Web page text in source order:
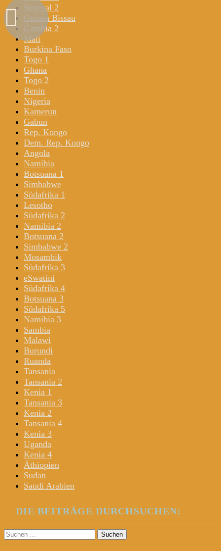
Senegal 2
Guinea Bissau
Gambia 2
Mali
Burkina Faso
Togo 1
Ghana
Togo 2
Benin
Nigeria
Kamerun
Gabun
Rep. Kongo
Dem. Rep. Kongo
Angola
Namibia
Botsuana 1
Simbabwe
Südafrika 1
Lesotho
Südafrika 2
Namibia 2
Botsuana 2
Simbabwe 2
Mosambik
Südafrika 3
eSwatini
Südafrika 4
Botsuana 3
Südafrika 5
Namibia 3
Sambia
Malawi
Burundi
Ruanda
Tansania
Tansania 2
Kenia 1
Tansania 3
Kenia 2
Tansania 4
Kenia 3
Uganda
Kenia 4
Äthiopien
Sudan
Saudi Arabien
DIE BEITRÄGE DURCHSUCHEN:
Suchen
nach: